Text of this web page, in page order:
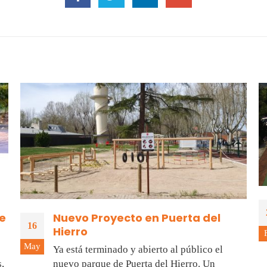
16
May
Nuevo Proyecto en Puerta del
Hierro
Ya está terminado y abierto al público el
nuevo parque de Puerta del Hierro. Un